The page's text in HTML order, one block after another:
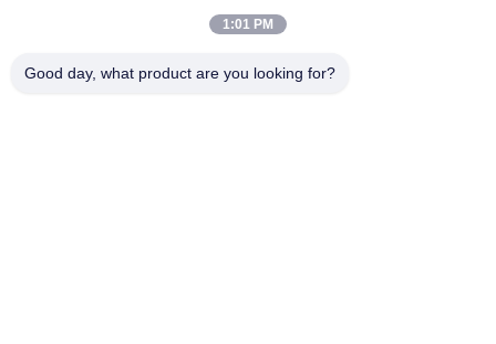
1:01 PM
Good day, what product are you looking for?